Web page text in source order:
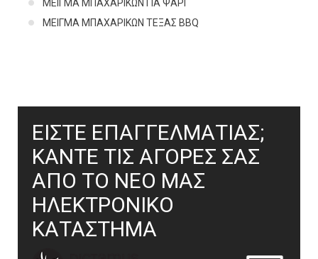
ΜΕΙΓΜΑ ΜΠΑΧΑΡΙΚΩΝ ΓΙΑ ΨΑΡΙ
ΜΕΙΓΜΑ ΜΠΑΧΑΡΙΚΩΝ ΤΕΞΑΣ ΒΒQ
ΕΙΣΤΕ ΕΠΑΓΓΕΛΜΑΤΙΑΣ;
ΚΑΝΤΕ ΤΙΣ ΑΓΟΡΕΣ ΣΑΣ
ΑΠΟ ΤΟ ΝΕΟ ΜΑΣ
ΗΛΕΚΤΡΟΝΙΚΟ
ΚΑΤΑΣΤΗΜΑ